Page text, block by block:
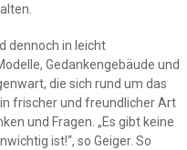
dennoch in leicht
Gedankengebäude und
die sich rund um das
frischer und freundlicher Art
und Fragen. „Es gibt keine
ist!“, so Geiger. So